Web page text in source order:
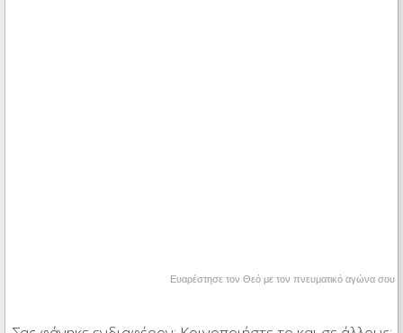
Ευαρέστησε τον Θεό με τον πνευματικό αγώνα σου